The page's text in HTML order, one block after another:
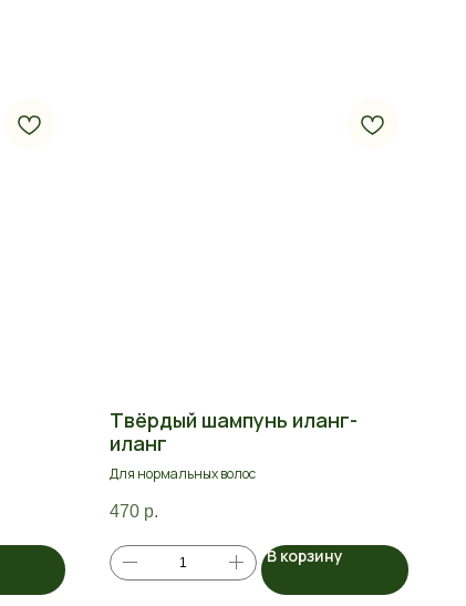
Твёрдый шампунь иланг-
иланг
Для нормальных волос
470 р.
В корзину